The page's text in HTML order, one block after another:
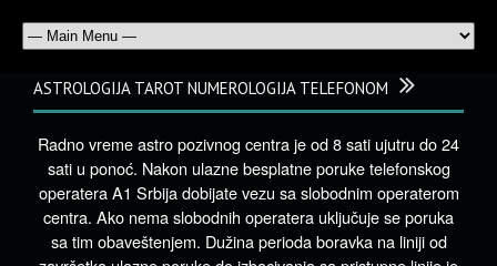
ASTROLOGIJA TAROT NUMEROLOGIJA TELEFONOM
Radno vreme astro pozivnog centra je od 8 sati ujutru do 24
sati u ponoć. Nakon ulazne besplatne poruke telefonskog
operatera A1 Srbija dobijate vezu sa slobodnim operaterom
centra. Ako nema slobodnih operatera uključuje se poruka
sa tim obaveštenjem. Dužina perioda boravka na liniji od